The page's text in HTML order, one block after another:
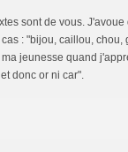
sont de vous.
: "bijou, caillou,
jeunesse quand
donc or ni car".